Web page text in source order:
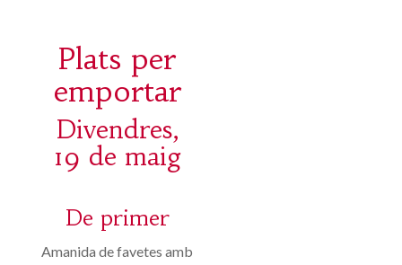
Plats per
emportar
Divendres,
19 de maig
De primer
Amanida de favetes amb